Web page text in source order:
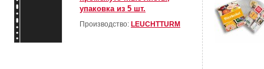
упаковка из 5 шт.
Производство: LEUCHTTURM